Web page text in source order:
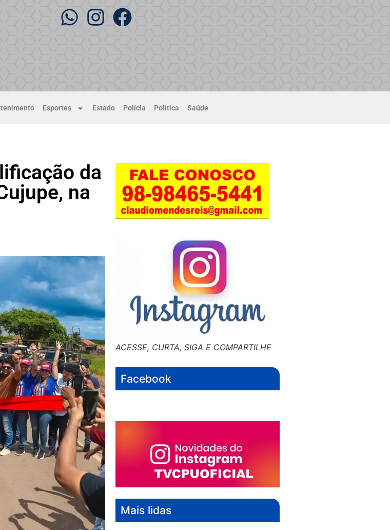
Esportes Estado Polícia Política Saúde
da
na
ACESSE, CURTA, SIGA E COMPARTILHE
Facebook
Mais lidas